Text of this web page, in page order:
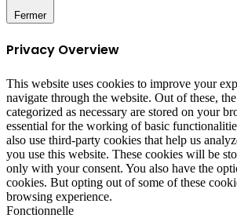
Fermer
Privacy Overview
This website uses cookies to improve your
navigate through the website. Out of these,
categorized as necessary are stored on your
essential for the working of basic
also use third-party cookies that help us
you use this website. These cookies will be
only with your consent. You also have the
cookies. But opting out of some of these
browsing experience.
Fonctionnelle